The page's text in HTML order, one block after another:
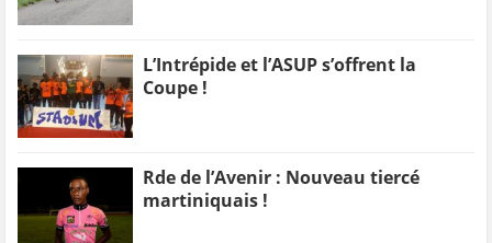
L’Intrépide et l’ASUP s’offrent la
Coupe !
Rde de l’Avenir : Nouveau tiercé
martiniquais !